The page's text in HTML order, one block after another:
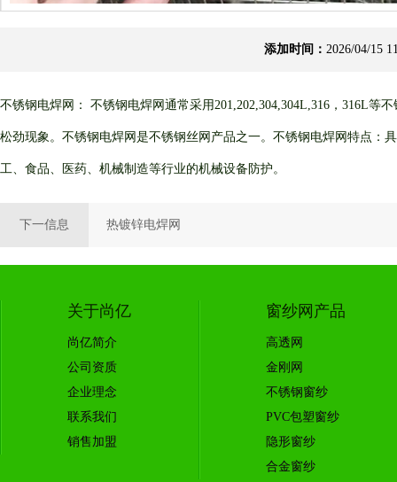
添加时间： 2026/04/
不锈钢电焊网： 不锈钢电焊网通常采用201,202,304,304L,316，316L
松劲现象。不锈钢电焊网是不锈钢丝网产品之一。不锈钢电焊网特点：
工、食品、医药、机械制造等行业的机械设备防护。
下一信息 热镀锌电焊网
关于尚亿
尚亿简介
公司资质
企业理念
联系我们
销售加盟
窗纱网产品
高透网
金刚网
不锈钢窗纱
PVC包塑窗纱
隐形窗纱
合金窗纱